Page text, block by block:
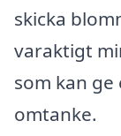
skicka
varaktigt
som kan
omtanke.